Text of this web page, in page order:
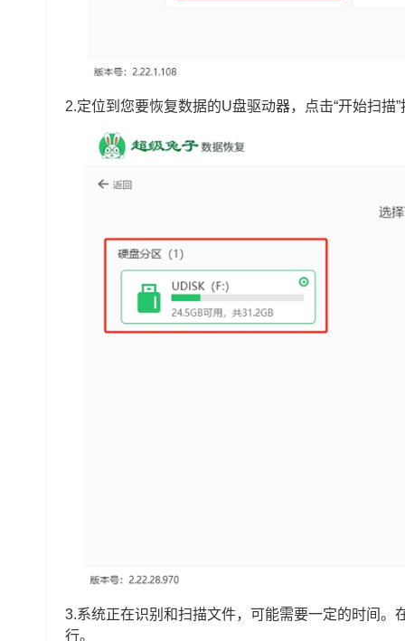
2.定位到您要恢复数据的U盘驱动器，点击“开始扫
3.系统正在识别和扫描文件，可能需要一定的时间
行。